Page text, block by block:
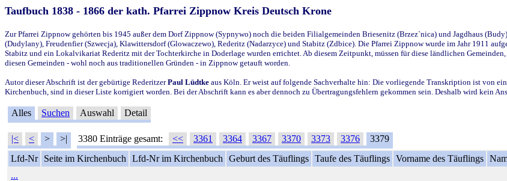
Taufbuch 1838 - 1866 der kath. Pfarrei Zippnow Kreis Deutsch Krone
Zur Pfarrei Zippnow gehörten bis 1945 außer dem Dorf Zippnow (Sypnywo) noch die beiden Filialgemeinden Briesenitz (Brzez`nica) und Jagdhaus
(Dudylany), Freudenfier (Szwecja), Klawittersdorf (Glowaczewo), Rederitz (Nadarzyce) und Stabitz (Zdbice). Die Pfarrei Zippnow wurde im Jahr 1911
Stabitz und ein Lokalvikariat Rederitz mit der Tochterkirche in Doderlage wurden errichtet. Ab diesem Zeitpunkt, müssen für diese ländlichen
diesen Gemeinden - wohl noch aus traditionellen Gründen - in Zippnow getauft worden.
Autor dieser Abschrift ist der gebürtige RederitzerPaul Lüdtke aus Köln. Er weist auf folgende Sachverhalte hin: Die vorliegende Transkription ist von
Kirchenbuch, sind in dieser Liste korrigiert worden. Bei der Abschrift kann es aber dennoch zu Übertragungsfehlern gekommen sein. Deshalb wird kein
Alles Suchen Auswahl Detail
|< < > >| 3380 Einträge gesamt: << 3361 3364 3367 3370 3373 3376
3379
Lfd-Nr
Seite im Kirchenbuch Lfd-Nr im Kirchenbuch Geburt des Täuflings Taufe des Täuflings Vorname des Täuflings
...